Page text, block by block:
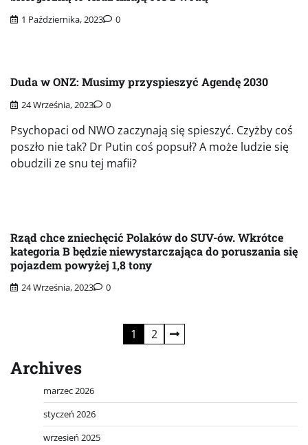
1 Października, 2023 0
Duda w ONZ: Musimy przyspieszyć Agendę 2030
24 Września, 2023 0
Psychopaci od NWO zaczynają się spieszyć. Czyżby coś
poszło nie tak? Dr Putin coś popsuł? A może ludzie się
obudzili ze snu tej mafii?
Rząd chce zniechęcić Polaków do SUV-ów. Wkrótce
kategoria B będzie niewystarczająca do poruszania się
pojazdem powyżej 1,8 tony
24 Września, 2023 0
wpisów
1 2
Archives
marzec 2026
styczeń 2026
wrzesień 2025